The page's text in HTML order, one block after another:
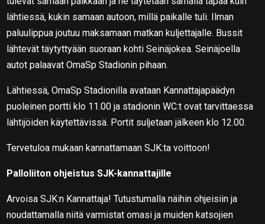
lähtiessä, kukin samaan autoon, millä paikalle tuli. Ilman
paluulippua joutuu maksamaan matkan kuljettajalle. Bussit
lähtevät täytyttyään suoraan kohti Seinäjokea. Seinäjoella
autot palaavat OmaSp Stadionin pihaan.
Lähtiessä, OmaSp Stadionilla avataan Kannattajapäädyn
puoleinen portti klo 11.00 ja stadionin WC:t ovat tarvittaessa
lähtijöiden käytettävissä. Portit suljetaan jälkeen klo 12.00.
Tervetuloa mukaan kannattamaan SJK:ta voittoon!
Palloliiton ohjeistus SJK-kannattajille
Arvoisa SJK:n Kannattaja! Tutustumalla näihin ohjeisiin ja
noudattamalla niitä varmistat omasi ja muiden katsojien